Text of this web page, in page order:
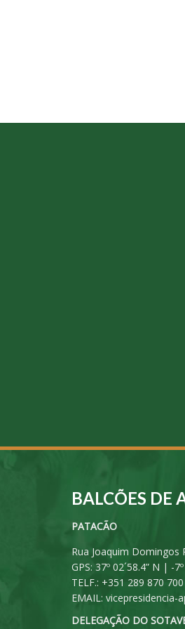
BALCÕES DE
PATACÃO
Rua Joaquim Domingos
GPS: 37º 02´58.4” N | -
TELF.: +351 289 870
EMAIL: vicepresidencia-
DELEGAÇÃO DO